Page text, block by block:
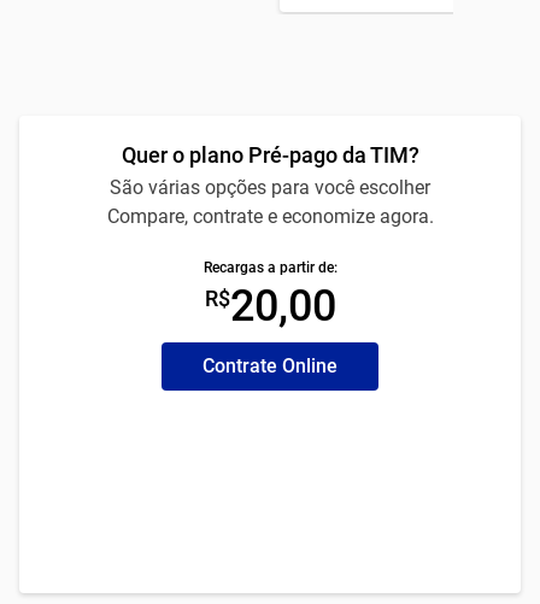
Quer o plano Pré-pago da TIM?
São várias opções para você escolher
Compare, contrate e economize agora.
Recargas a partir de:
R$20,00
Contrate Online